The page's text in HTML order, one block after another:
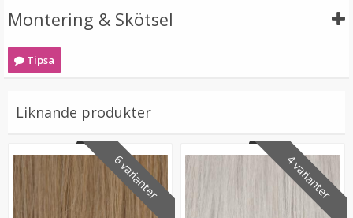
#6 Mellanbrun - Original äkta löshår remy nagelslingor
189 kr
Montering & Skötsel
Tipsa
Liknande produkter
6 varianter 4 varianter